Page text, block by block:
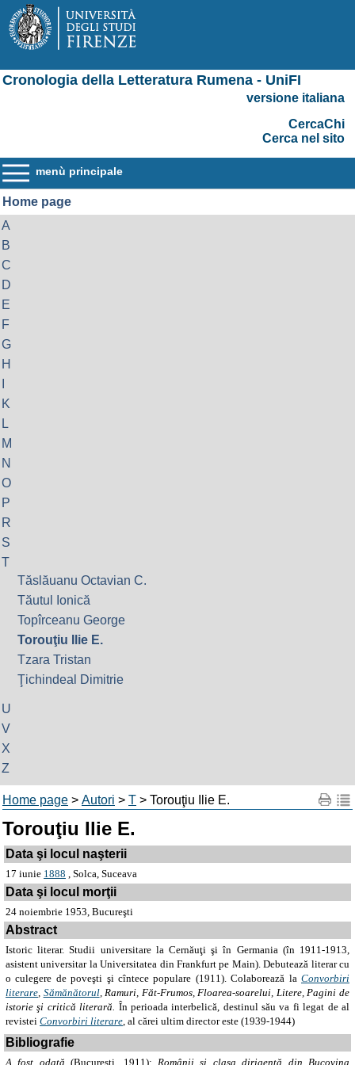
Cronologia della Letteratura Rumena - UniFI
versione italiana
CercaChi
Cerca nel sito
menù principale
Home page
A
B
C
D
E
F
G
H
K
L
M
N
O
P
R
S
T
Tăslăuanu Octavian C.
Tăutul Ionică
Topîrceanu George
Torouţiu Ilie E.
Tzara Tristan
Ţichindeal Dimitrie
U
V
X
Z
Home page > Autori > T > Torouţiu Ilie E.
Torouţiu Ilie E.
Data şi locul naşterii
17 iunie 1888 , Solca, Suceava
Data şi locul morţii
24 noiembrie 1953, Bucureşti
Abstract
Istoric literar. Studii universitare la Cernăuţi şi în Germania (în 1911-1913,
asistent universitar la Universitatea din Frankfurt pe Main). Debutează literar cu
o culegere de poveşti şi cîntece populare (1911). Colaborează la Convorbiri
literare, Sămănătorul, Ramuri, Făt-Frumos, Floarea-soarelui, Litere, Pagini de
istorie şi critică literară. În perioada interbelică, destinul său va fi legat de al
revistei Convorbiri literare, al cărei ultim director este (1939-1944)
Bibliografie
A fost odată (Bucureşti, 1911); Românii şi clasa dirigentă din Bucovina